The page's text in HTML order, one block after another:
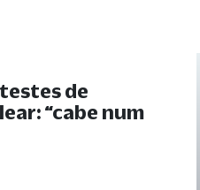
de
“cabe num